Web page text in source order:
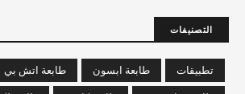
التصنيفات
تطبيقات طابعة ابسون طابعة اتش بي